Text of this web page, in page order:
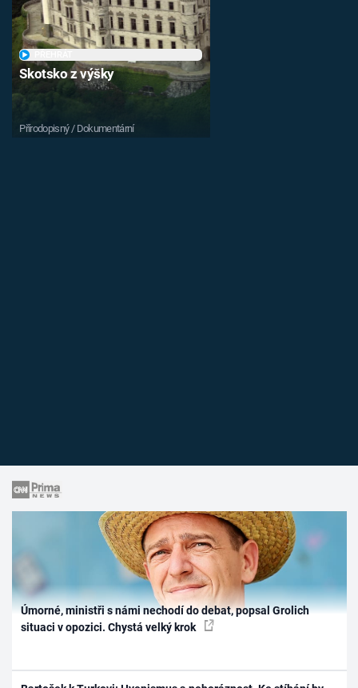
Skotsko z výšky
Přírodopisný / Dokumentární
Úmorné, ministři s námi nechodí do debat, popsal Grolich
situaci v opozici. Chystá velký krok